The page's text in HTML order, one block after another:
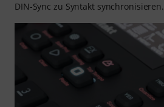
DIN-Sync zu Syntakt synchronisieren.